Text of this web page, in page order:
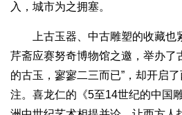
入，城市为之拥塞。
上古玉器、中古雕塑的收藏也
芹斋应赛努奇博物馆之邀，举办了
的古玉，寥寥二三而已”，却开启
注。喜龙仁的《5至14世纪的中国